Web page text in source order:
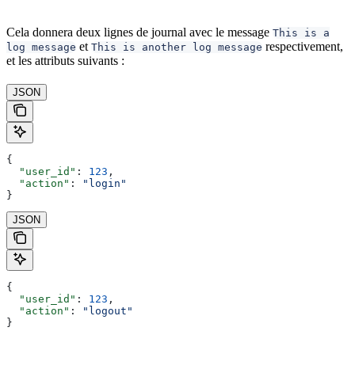
Cela donnera deux lignes de journal avec le message This is a
log message et This is another log message respectivement,
et les attributs suivants :
JSON
{
  "user_id"
: 123 ,
  "action"
:
"login"
}
JSON
{
  "user_id"
: 123 ,
  "action"
:
"logout"
}